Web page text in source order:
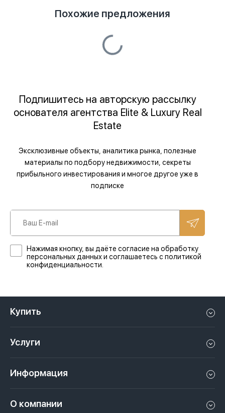
Похожие предложения
Подпишитесь на авторскую рассылку
основателя агентства Elite & Luxury Real
Estate
Эксклюзивные объекты, аналитика рынка, полезные
материалы по подбору недвижимости, секреты
прибыльного инвестирования и многое другое уже в
подписке
Нажимая кнопку, вы даёте согласие на обработку
персональных данных и соглашаетесь с политикой
конфиденциальности.
Купить
Апартаменты в Дубае
Пентхаус в Дубае
Услуги
Сдать недвижимость в Дубае, ОАЭ
Информация
О компании